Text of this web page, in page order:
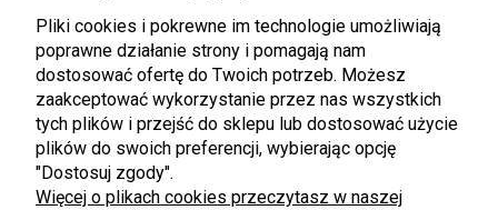
promocja promocja
Pliki cookies i pokrewne im technologie umożliwiają
poprawne działanie strony i pomagają nam
dostosować ofertę do Twoich potrzeb. Możesz
zaakceptować wykorzystanie przez nas wszystkich
tych plików i przejść do sklepu lub dostosować użycie
plików do swoich preferencji, wybierając opcję
"Dostosuj zgody".
Więcej o plikach cookies przeczytasz w naszej